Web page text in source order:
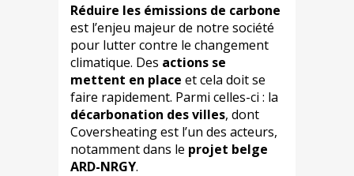
Réduire les émissions de carbone
est l’enjeu majeur de notre société
pour lutter contre le changement
climatique. Des actions se
mettent en place et cela doit se
faire rapidement. Parmi celles-ci : la
décarbonation des villes, dont
Coversheating est l’un des acteurs,
notamment dans le projet belge
ARD-NRGY.